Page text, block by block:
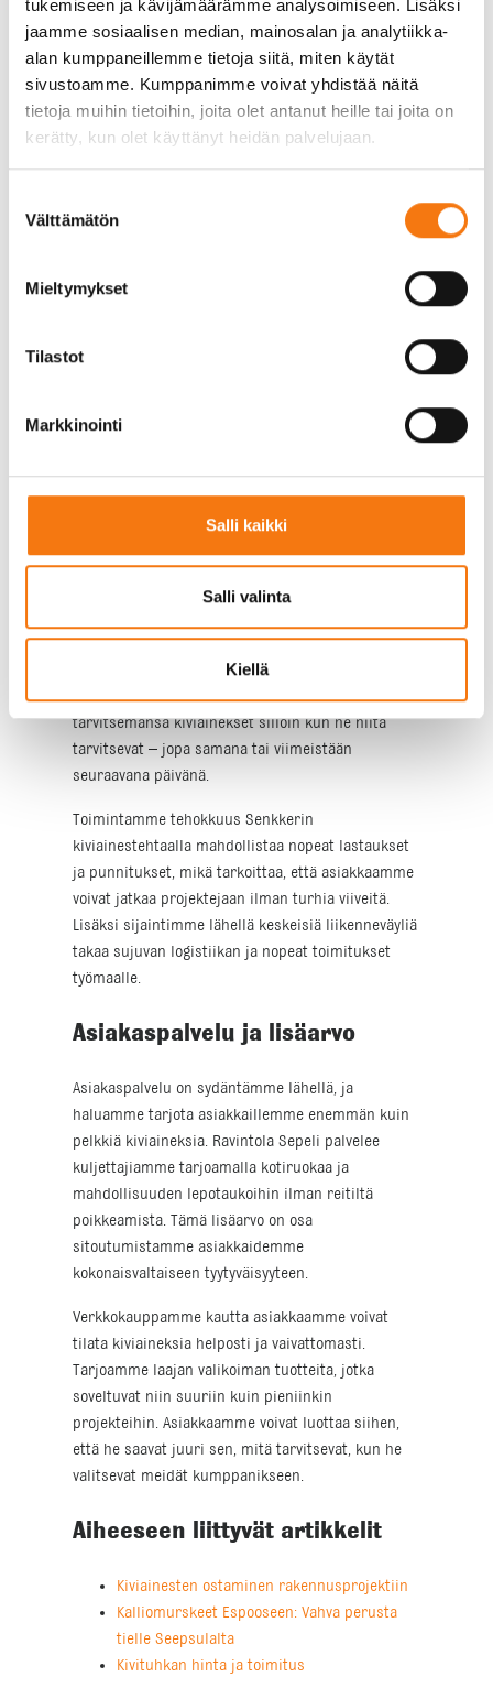
tukemiseen ja kävijämäärämme analysoimiseen. Lisäksi
jaamme sosiaalisen median, mainosalan ja analytiikka-
alan kumppaneillemme tietoja siitä, miten käytät
sivustoamme. Kumppanimme voivat yhdistää näitä
tietoja muihin tietoihin, joita olet antanut heille tai joita on
kerätty, kun olet käyttänyt heidän palvelujaan.
valinta
Välttämätön
Mieltymykset
Tilastot
Markkinointi
Salli kaikki
Salli valinta
Kiellä
parhaita kiviaineksia, jotka louhitaan omalta
alueeltamme. Tämä varmistaa, että tuotteemme
ovat yhdenmukaisia ja täyttävät kaikki tarvittavat
laatuvaatimukset. Käytämme uusinta teknologiaa ja
ammattitaitoista henkilökuntaa varmistaaksemme,
murskataan ja seulotaan tarkasti, jotta
erä testataan laboratoriossamme, ja lisäksi
täyttävät Euroopan unionin asettamat vaatimukset,
toimittamiimme kiviaineksiin.
Kiviainesten toimitusvarmuus
Rakennusprojekteissa aikataulut ovat tiukkoja ja
odottamattomat viivästykset voivat olla kalliita.
kriittisiä tekijöitä kiviainesten toimittajaa
valittaessa. Me Seepsulassa olemme sitoutuneet
varmistamaan, että asiakkaamme saavat
tarvitsemansa kiviainekset silloin kun he niitä
tarvitsevat – jopa samana tai viimeistään
seuraavana päivänä.
Toimintamme tehokkuus Senkkerin
kiviainestehtaalla mahdollistaa nopeat lastaukset
ja punnitukset, mikä tarkoittaa, että asiakkaamme
voivat jatkaa projektejaan ilman turhia viiveitä.
Lisäksi sijaintimme lähellä keskeisiä liikenneväyliä
takaa sujuvan logistiikan ja nopeat toimitukset
työmaalle.
Asiakaspalvelu ja lisäarvo
Asiakaspalvelu on sydäntämme lähellä, ja
haluamme tarjota asiakkaillemme enemmän kuin
pelkkiä kiviaineksia. Ravintola Sepeli palvelee
kuljettajiamme tarjoamalla kotiruokaa ja
mahdollisuuden lepotaukoihin ilman reitiltä
poikkeamista. Tämä lisäarvo on osa
sitoutumistamme asiakkaidemme
kokonaisvaltaiseen tyytyväisyyteen.
Verkkokauppamme kautta asiakkaamme voivat
tilata kiviaineksia helposti ja vaivattomasti.
Tarjoamme laajan valikoiman tuotteita, jotka
soveltuvat niin suuriin kuin pieniinkin
projekteihin. Asiakkaamme voivat luottaa siihen,
että he saavat juuri sen, mitä tarvitsevat, kun he
valitsevat meidät kumppanikseen.
Aiheeseen liittyvät artikkelit
Kiviainesten ostaminen rakennusprojektiin
Kalliomurskeet Espooseen: Vahva perusta
tielle Seepsulalta
Kivituhkan hinta ja toimitus